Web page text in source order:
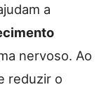
a
nervoso. Ao
reduzir o